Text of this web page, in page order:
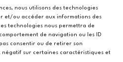
nous utilisons des technologies
et/ou accéder aux informations des
technologies nous permettra de
de navigation ou les ID
consentir ou de retirer son
sur certaines caractéristiques et